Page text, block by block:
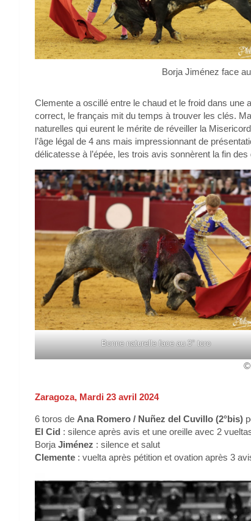
Borja Jiménez face
Clemente a oscillé entre le chaud et le froid dans
correct, le français mit du temps à trouver les clés.
naturelles qui eurent le mérite de réveiller la
l’âge légal de 4 ans mais impressionnant de
délicatesse à l’épée, les trois avis sonnèrent la fin des
Bonne naturelle face au 3° toro
Zaragoza, Mardi 23 avril 2024
6 toros de Ana Romero / Nuñez del Cuvillo (2°bis)
El Cid : silence après avis et une oreille avec 2
Borja Jiménez : silence et salut
Clemente : vuelta après pétition et ovation après 3